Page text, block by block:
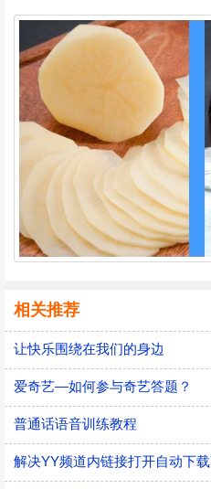
相关推荐
让快乐围绕在我们的身边
爱奇艺—如何参与奇艺答题？
普通话语音训练教程